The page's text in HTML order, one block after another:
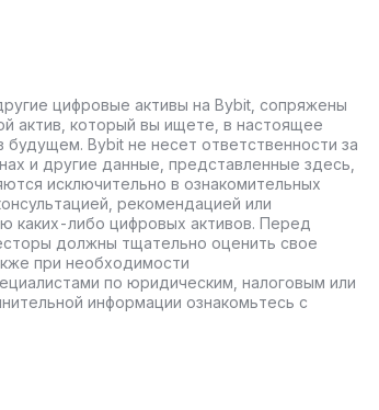
цифровые активы на Bybit, сопряжены
актив, который вы ищете, в настоящее
Bybit не несет ответственности за
и другие данные, представленные здесь,
исключительно в ознакомительных
рекомендацией или
каких-либо цифровых активов. Перед
должны тщательно оценить свое
при необходимости
по юридическим, налоговым или
информации ознакомьтесь с